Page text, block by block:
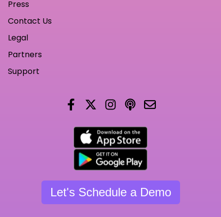
Press
Contact Us
Legal
Partners
Support
Let's Schedule a Demo